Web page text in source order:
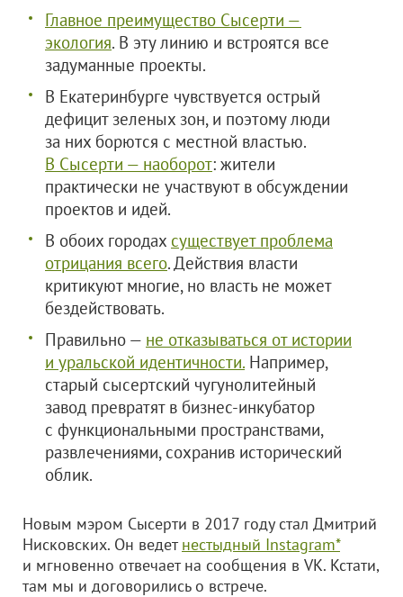
Главное преимущество Сысерти —
экология. В эту линию и встроятся все
задуманные проекты.
В Екатеринбурге чувствуется острый
дефицит зеленых зон, и поэтому люди
за них борются с местной властью.
В Сысерти — наоборот: жители
практически не участвуют в обсуждении
проектов и идей.
В обоих городах существует проблема
отрицания всего. Действия власти
критикуют многие, но власть не может
бездействовать.
Правильно — не отказываться от истории
и уральской идентичности. Например,
старый сысертский чугунолитейный
завод превратят в бизнес-инкубатор
с функциональными пространствами,
развлечениями, сохранив исторический
облик.
Новым мэром Сысерти в 2017 году стал Дмитрий
Нисковских. Он ведетнестыдный Instagram*
и мгновенно отвечает на сообщения в VK. Кстати,
там мы и договорились о встрече.